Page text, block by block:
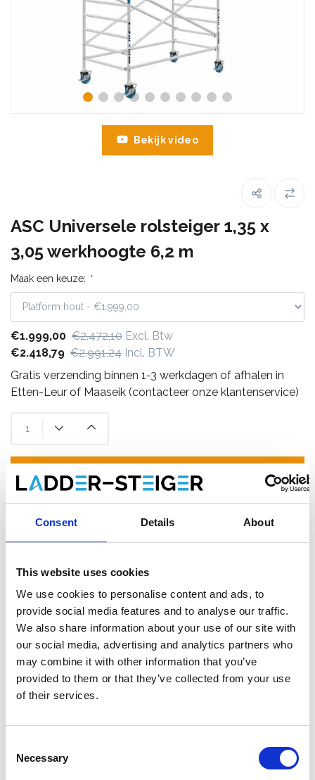
Consent Details About
This website uses cookies
We use cookies to personalise content and ads, to
provide social media features and to analyse our traffic.
We also share information about your use of our site with
our social media, advertising and analytics partners who
may combine it with other information that you’ve
provided to them or that they’ve collected from your use
of their services.
Selection
Necessary
Bekijk video
ASC Universele rolsteiger 1,35 x
3,05 werkhoogte 6,2 m
Maak een keuze: *
€1.999,00 €2.472,10 Excl. Btw
€2.418,79 €2.991,24 Incl. BTW
Gratis verzending binnen 1-3 werkdagen of afhalen in
Etten-Leur of Maaseik (contacteer onze klantenservice)
Toevoegen aan offerte
Opslaan in favorieten
Product informatie Vergelijkbare producten
Beschrijving
Keuze tussen platforms met houten deck of carbon deck.
Een platform met
carbon deck is 25% procent lichter